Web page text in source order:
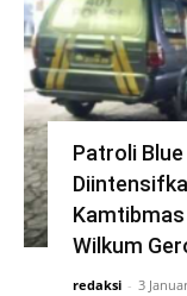
Patroli
Wilkum
redaksi - 3